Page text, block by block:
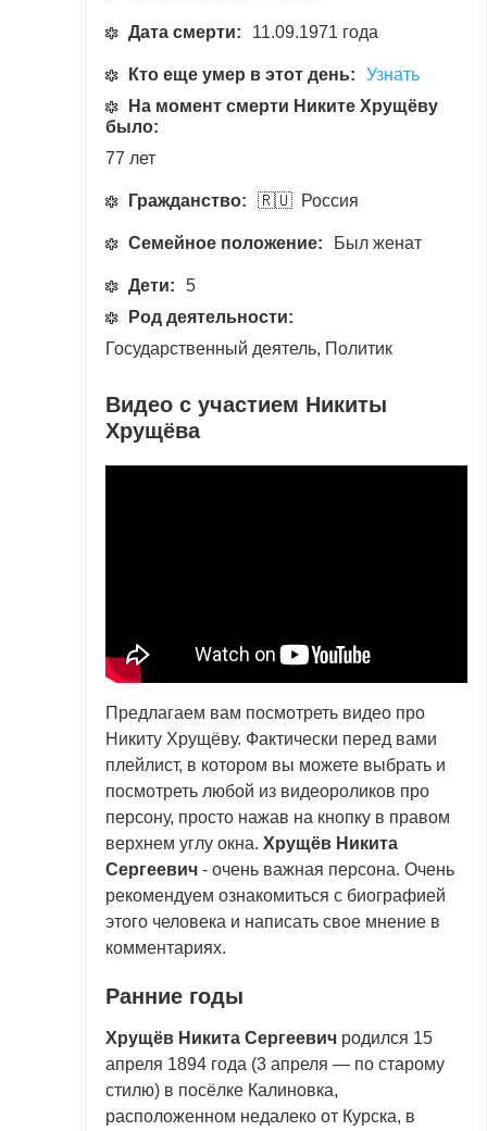
Дата смерти: 11.09.1971 года
Кто еще умер в этот день:
Узнать
На момент смерти Никите Хрущёву
было:
77 лет
Гражданство: 🇷🇺 Россия
Семейное положение: Был женат
Дети:
5
Род деятельности:
Государственный деятель, Политик
Видео с участием Никиты
Хрущёва
Предлагаем вам посмотреть видео про
Никиту Хрущёву. Фактически перед вами
плейлист, в котором вы можете выбрать и
посмотреть любой из видеороликов про
персону, просто нажав на кнопку в правом
верхнем углу окна. Хрущёв Никита
Сергеевич - очень важная персона. Очень
рекомендуем ознакомиться с биографией
этого человека и написать свое мнение в
комментариях.
Ранние годы
Хрущёв Никита Сергеевич родился 15
апреля 1894 года (3 апреля — по старому
стилю) в посёлке Калиновка,
расположенном недалеко от Курска, в